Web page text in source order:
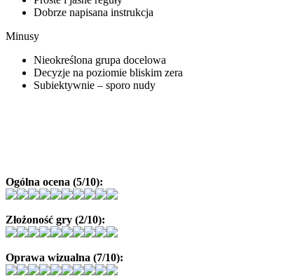
Dobrze napisana instrukcja
Minusy
Nieokreślona grupa docelowa
Decyzje na poziomie bliskim zera
Subiektywnie – sporo nudy
Ogólna ocena (5/10):
Złożoność gry (2/10):
Oprawa wizualna (7/10):